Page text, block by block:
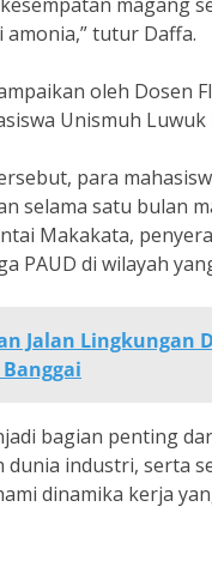
tutur Daffa.
oleh Dosen
Unismuh
para
selama satu bulan
Makakata,
PAUD di wilayah
Jalan Lingkungan
bagian penting
industri, serta
dinamika kerja